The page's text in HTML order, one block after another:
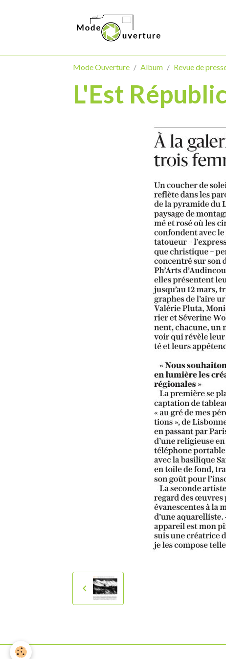
Mode Ouverture Album Revue de
L'Est